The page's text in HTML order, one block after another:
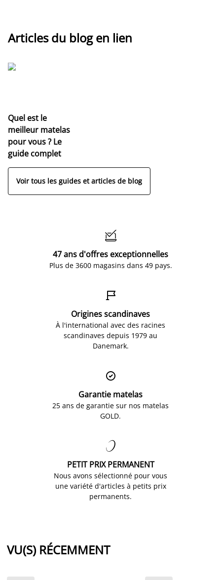
Articles du blog en lien
Quel est le
meilleur matelas
pour vous ? Le
guide complet
Voir tous les guides et articles de blog

47 ans d'offres exceptionnelles
Plus de 3600 magasins dans 49 pays.

Origines scandinaves
À l'international avec des racines
scandinaves depuis 1979 au
Danemark.

Garantie matelas
25 ans de garantie sur nos matelas
GOLD.

PETIT PRIX PERMANENT
Nous avons sélectionné pour vous
une variété d'articles à petits prix
permanents.
VU(S) RÉCEMMENT